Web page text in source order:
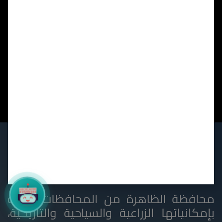
محافظة الظاهرة من المحافظات الغنية
بإمكانياتها الزراعية والسياحية والتاريخية،